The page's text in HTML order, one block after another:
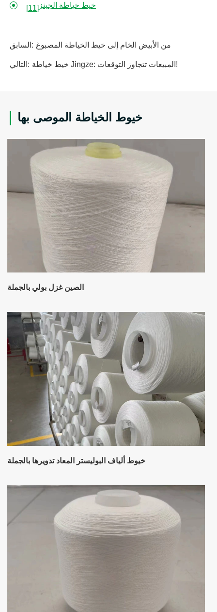
خيط خياطة الجينز [11]
السابق: من الأبيض الخام إلى خيط الخياطة المصبوغ
التالي: خيط خياطة Jingze: المبيعات تتجاوز التوقعات!
خيوط الخياطة الموصى بها
الصين غزل بولي بالجملة
خيوط ألياف البوليستر المعاد تدويرها بالجملة